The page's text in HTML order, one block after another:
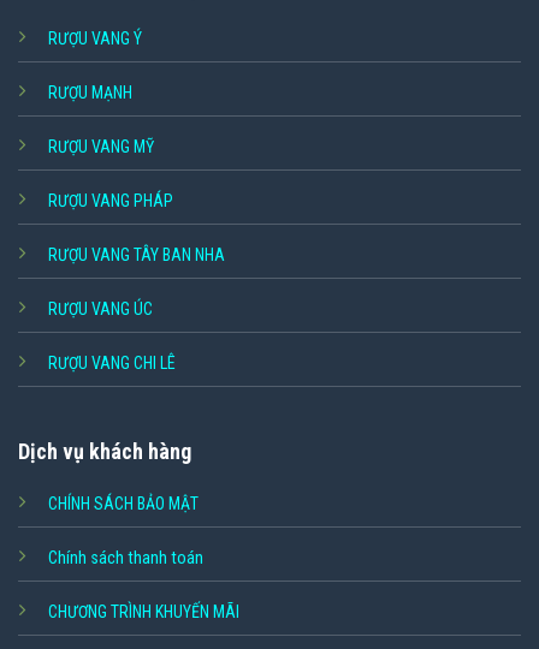
RƯỢU VANG Ý
RƯỢU MẠNH
RƯỢU VANG MỸ
RƯỢU VANG PHÁP
RƯỢU VANG TÂY BAN NHA
RƯỢU VANG ÚC
RƯỢU VANG CHI LÊ
Dịch vụ khách hàng
CHÍNH SÁCH BẢO MẬT
Chính sách thanh toán
CHƯƠNG TRÌNH KHUYẾN MÃI